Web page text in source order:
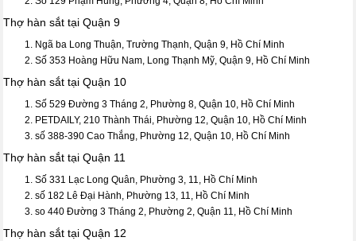
Thợ hàn sắt tại Quận 9
Ngã ba Long Thuận, Trường Thạnh, Quận 9, Hồ Chí Minh
Số 353 Hoàng Hữu Nam, Long Thạnh Mỹ, Quận 9, Hồ Chí Minh
Thợ hàn sắt tại Quận 10
Số 529 Đường 3 Tháng 2, Phường 8, Quận 10, Hồ Chí Minh
PETDAILY, 210 Thành Thái, Phường 12, Quận 10, Hồ Chí Minh
số 388-390 Cao Thắng, Phường 12, Quận 10, Hồ Chí Minh
Thợ hàn sắt tại Quận 11
Số 331 Lạc Long Quân, Phường 3, 11, Hồ Chí Minh
số 182 Lê Đại Hành, Phường 13, 11, Hồ Chí Minh
so 440 Đường 3 Tháng 2, Phường 2, Quận 11, Hồ Chí Minh
Thợ hàn sắt tại Quận 12